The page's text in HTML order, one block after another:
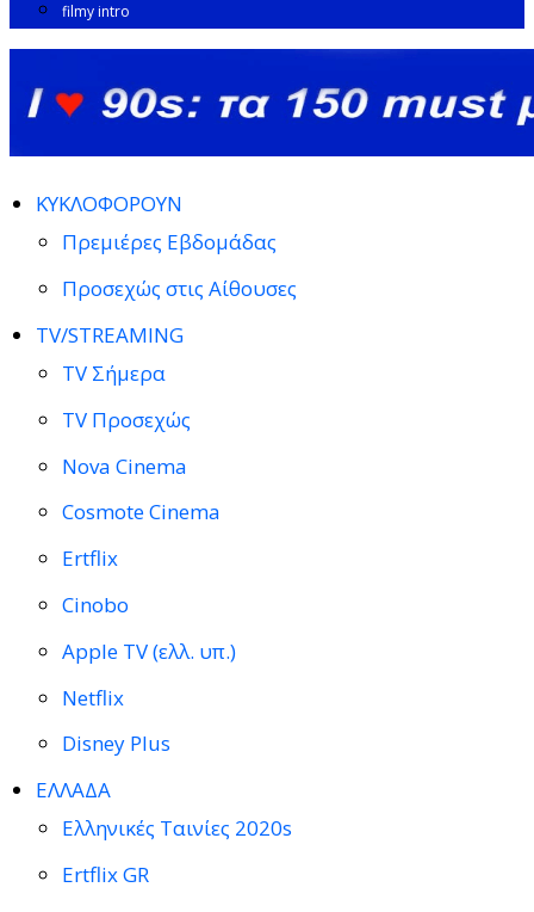
filmy intro
ΚΥΚΛΟΦΟΡΟΥΝ
Πρεμιέρες Εβδομάδας
Προσεχώς στις Αίθουσες
TV/STREAMING
TV Σήμερα
TV Προσεχώς
Nova Cinema
Cosmote Cinema
Ertflix
Cinobo
Apple TV (ελλ. υπ.)
Netflix
Disney Plus
ΕΛΛΑΔΑ
Ελληνικές Ταινίες 2020s
Ertflix GR